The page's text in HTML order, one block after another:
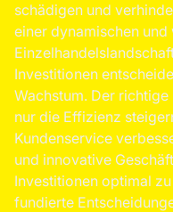
schädigen und
einer dynamischen
Investitionen
Wachstum. Der
nur die Effizienz
Kundenservice
und innovative
Investitionen optimal
fundierte